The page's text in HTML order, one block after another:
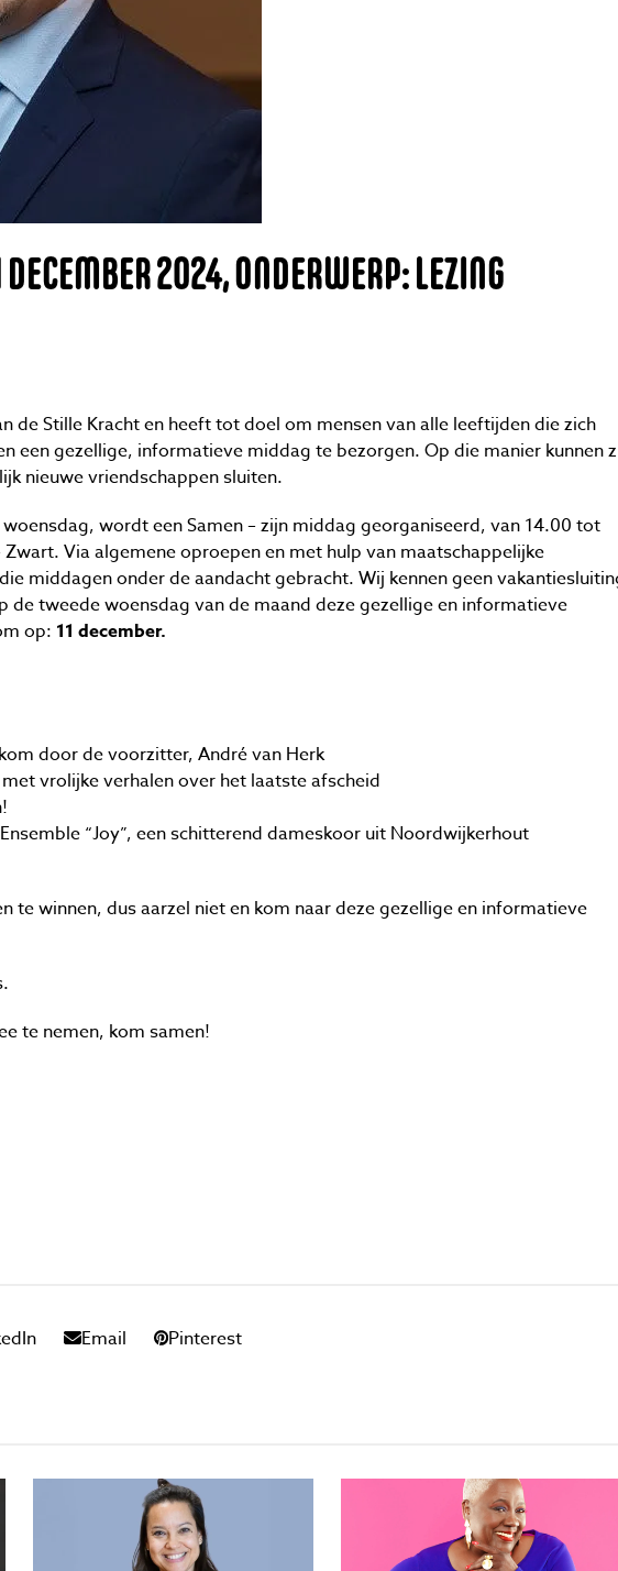
2024, ONDERWERP: LEZING
de Stille Kracht en heeft tot doel om mensen van alle leeftijden die zich
een gezellige, informatieve middag te bezorgen. Op die manier kunnen
nieuwe vriendschappen sluiten.
wordt een Samen – zijn middag georganiseerd, van 14.00 tot
Zwart. Via algemene oproepen en met hulp van maatschappelijke
middagen onder de aandacht gebracht. Wij kennen geen
de tweede woensdag van de maand deze gezellige en informatieve
op: 11 december.
door de voorzitter, André van Herk
vrolijke verhalen over het laatste afscheid
“Joy”, een schitterend dameskoor uit Noordwijkerhout
te winnen, dus aarzel niet en kom naar deze gezellige en informatieve
te nemen, kom samen!
Email Pinterest